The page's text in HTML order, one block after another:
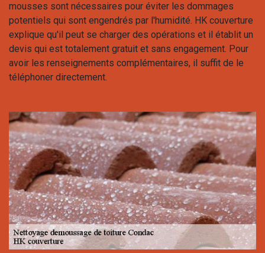
mousses sont nécessaires pour éviter les dommages
potentiels qui sont engendrés par l'humidité. HK couverture
explique qu'il peut se charger des opérations et il établit un
devis qui est totalement gratuit et sans engagement. Pour
avoir les renseignements complémentaires, il suffit de le
téléphoner directement.